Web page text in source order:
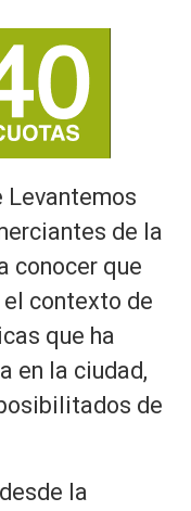
Levantemos
de la
conocer que
contexto de
que ha
en la ciudad,
de
la